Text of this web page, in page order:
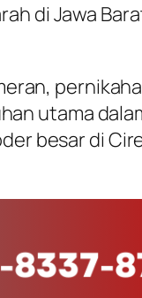
di Jawa
utama
besar di